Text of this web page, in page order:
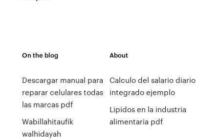
On the blog
Descargar manual para
reparar celulares todas
las marcas pdf
Wabillahitaufik
walhidayah
About
Calculo del salario diario
integrado ejemplo
Lipidos en la industria
alimentaria pdf